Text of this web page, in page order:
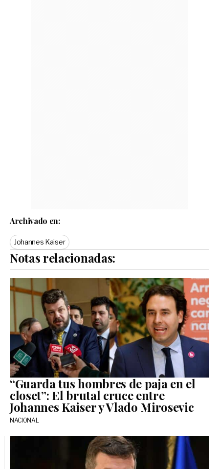
Archivado en:
Johannes Kaiser
Notas relacionadas:
“Guarda tus hombres de paja en el
closet”: El brutal cruce entre
Johannes Kaiser y Vlado Mirosevic
NACIONAL